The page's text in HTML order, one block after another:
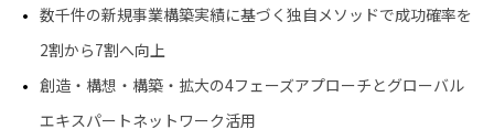
数千件の新規事業構築実績に基づく独自メソッドで成功確率を
2割から7割へ向上
創造・構想・構築・拡大の4フェーズアプローチとグローバル
エキスパートネットワーク活用